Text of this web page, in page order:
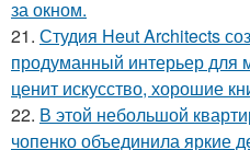
за окном.
21. Студия Heut Architects
продуманный интерьер для
ценит искусство, хорошие
22. В этой небольшой
чопенко объединила яркие